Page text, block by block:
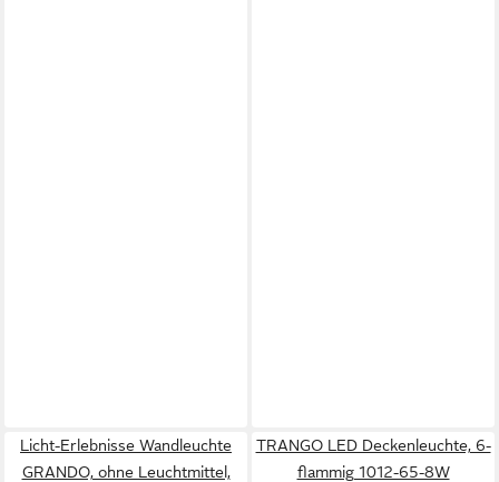
Licht-Erlebnisse Wandleuchte
GRANDO, ohne Leuchtmittel,
TRANGO LED Deckenleuchte, 6-
flammig 1012-65-8W